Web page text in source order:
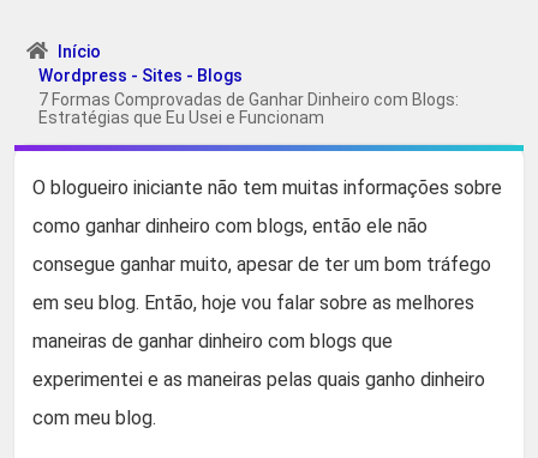
Início
Wordpress - Sites - Blogs
7 Formas Comprovadas de Ganhar Dinheiro com Blogs:
Estratégias que Eu Usei e Funcionam
O blogueiro iniciante não tem muitas informações sobre
como ganhar dinheiro com blogs, então ele não
consegue ganhar muito, apesar de ter um bom tráfego
em seu blog. Então, hoje vou falar sobre as melhores
maneiras de ganhar dinheiro com blogs que
experimentei e as maneiras pelas quais ganho dinheiro
com meu blog.